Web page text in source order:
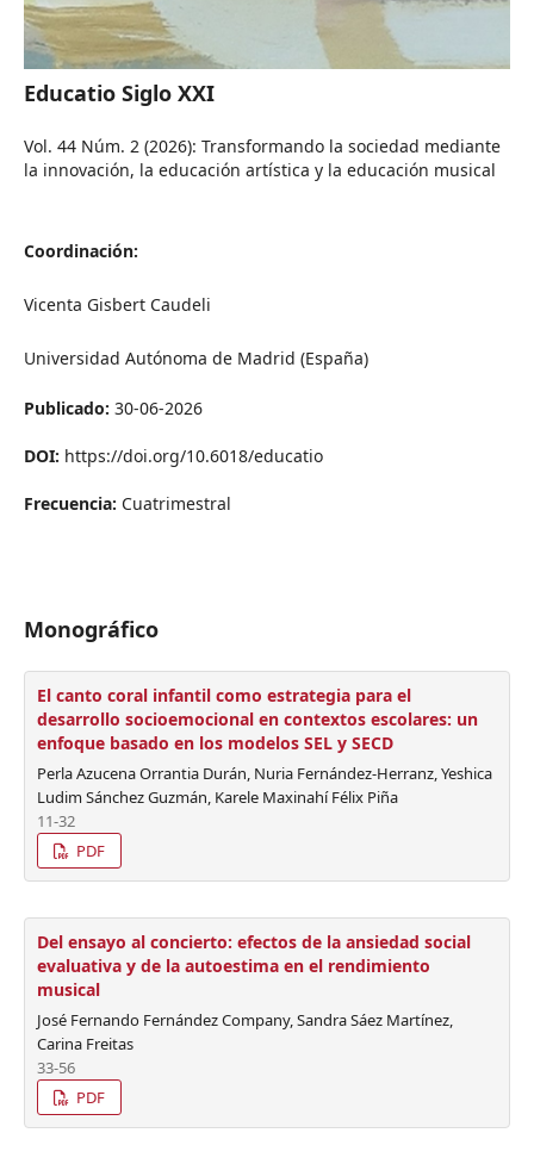
Educatio Siglo XXI
Vol. 44 Núm. 2 (2026): Transformando la sociedad mediante
la innovación, la educación artística y la educación musical
Coordinación:
Vicenta Gisbert Caudeli
Universidad Autónoma de Madrid (España)
Publicado: 30-06-2026
DOI: https://doi.org/10.6018/educatio
Frecuencia: Cuatrimestral
Monográfico
El canto coral infantil como estrategia para el
desarrollo socioemocional en contextos escolares: un
enfoque basado en los modelos SEL y SECD
Perla Azucena Orrantia Durán, Nuria Fernández-Herranz, Yeshica
Ludim Sánchez Guzmán, Karele Maxinahí Félix Piña
11-32
PDF
Del ensayo al concierto: efectos de la ansiedad social
evaluativa y de la autoestima en el rendimiento
musical
José Fernando Fernández Company, Sandra Sáez Martínez,
Carina Freitas
33-56
PDF